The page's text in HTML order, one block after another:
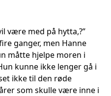
være med på hytta,?”
ganger, men Hanne
måtte hjelpe moren i
kunne ikke lenger gå i
ikke til den røde
som skulle være inne i